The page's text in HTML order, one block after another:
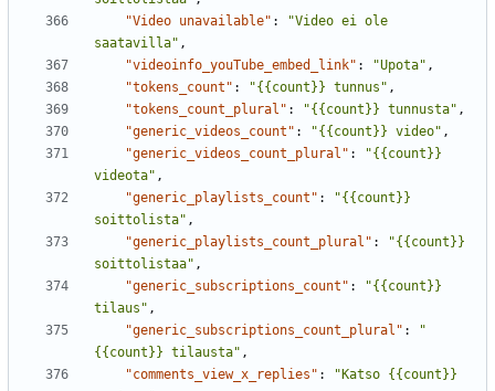
"Video unavailable" :
"Video ei ole
saatavilla" ,
"videoinfo_youTube_embed_link" : "Upota" ,
"tokens_count" : "{{count}} tunnus" ,
"tokens_count_plural" : "{{count}} tunnusta" ,
"generic_videos_count" : "{{count}} video" ,
"generic_videos_count_plural" :
"{{count}}
videota" ,
"generic_playlists_count" :
"{{count}}
soittolista" ,
"generic_playlists_count_plural" :
"{{count}}
soittolistaa" ,
"generic_subscriptions_count" :
"{{count}}
tilaus" ,
"generic_subscriptions_count_plural" :
"
{{count}} tilausta" ,
"comments_view_x_replies" :
"Katso {{count}}